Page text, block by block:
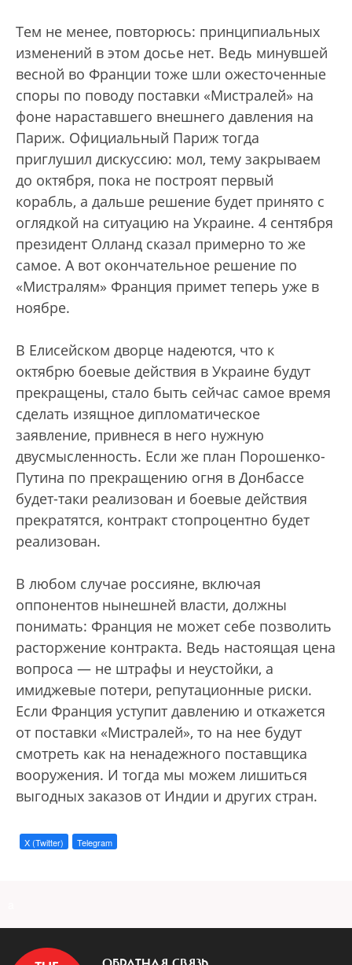
Тем не менее, повторюсь: принципиальных
изменений в этом досье нет. Ведь минувшей
весной во Франции тоже шли ожесточенные
споры по поводу поставки «Мистралей» на
фоне нараставшего внешнего давления на
Париж. Официальный Париж тогда
приглушил дискуссию: мол, тему закрываем
до октября, пока не построят первый
корабль, а дальше решение будет принято с
оглядкой на ситуацию на Украине. 4 сентября
президент Олланд сказал примерно то же
самое. А вот окончательное решение по
«Мистралям» Франция примет теперь уже в
ноябре.
В Елисейском дворце надеются, что к
октябрю боевые действия в Украине будут
прекращены, стало быть сейчас самое время
сделать изящное дипломатическое
заявление, привнеся в него нужную
двусмысленность. Если же план Порошенко-
Путина по прекращению огня в Донбассе
будет-таки реализован и боевые действия
прекратятся, контракт стопроцентно будет
реализован.
В любом случае россияне, включая
оппонентов нынешней власти, должны
понимать: Франция не может себе позволить
расторжение контракта. Ведь настоящая цена
вопроса — не штрафы и неустойки, а
имиджевые потери, репутационные риски.
Если Франция уступит давлению и откажется
от поставки «Мистралей», то на нее будут
смотреть как на ненадежного поставщика
вооружения. И тогда мы можем лишиться
выгодных заказов от Индии и других стран.
X (Twitter) Telegram